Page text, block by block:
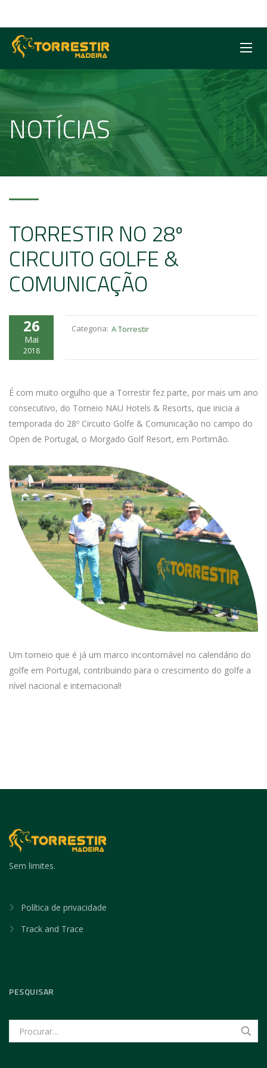
NOTÍCIAS
TORRESTIR NO 28º
CIRCUITO GOLFE &
COMUNICAÇÃO
26
Mai
2018
Categoria: A Torrestir
É com muito orgulho que a Torrestir fez parte, por mais um ano
consecutivo, do Torneio NAU Hotels & Resorts, que inicia a
temporada do 28º Circuito Golfe & Comunicação no campo do
Open de Portugal, o Morgado Golf Resort, em Portimão.
Um torneio que é já um marco incontornável no calendário do
golfe em Portugal, contribuindo para o crescimento do golfe a
nível nacional e internacional!
Sem limites.
Política de privacidade
Track and Trace
PESQUISAR